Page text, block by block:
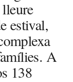
lleure
estival,
A
138